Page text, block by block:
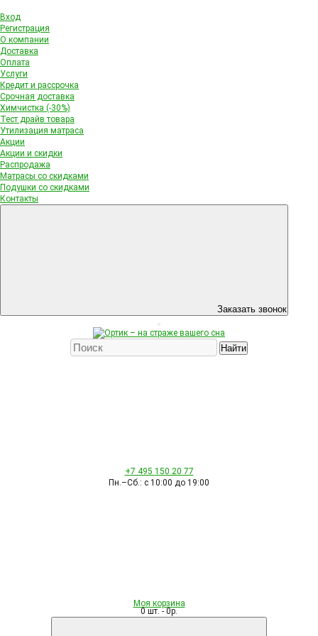
Вход
Регистрация
О компании
Доставка
Оплата
Услуги
Кредит и рассрочка
Срочная доставка
Химчистка (-30%)
Тест драйв товара
Утилизация матраса
Акции
Акции и скидки
Распродажа
Матрасы со скидками
Подушки со скидками
Контакты
Заказать звонок
Найти
+7 495 150 20 77
Пн.–Сб.: с 10:00 до 19:00
Моя корзина
0 шт. - 0р.